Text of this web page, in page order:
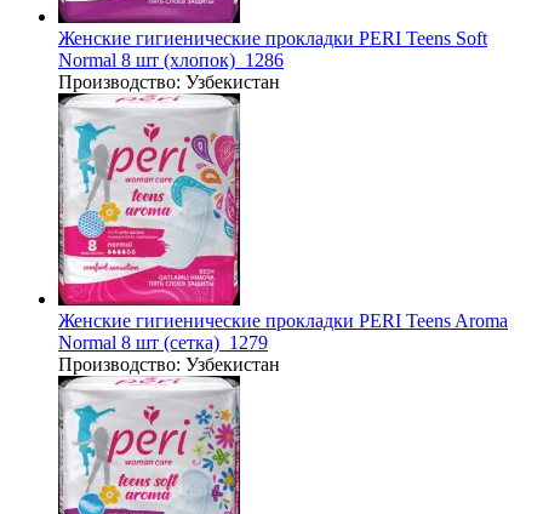
Женские гигиенические прокладки PERI Teens Soft
Normal 8 шт (хлопок)_1286
Производство: Узбекистан
Женские гигиенические прокладки PERI Teens Aroma
Normal 8 шт (сетка)_1279
Производство: Узбекистан